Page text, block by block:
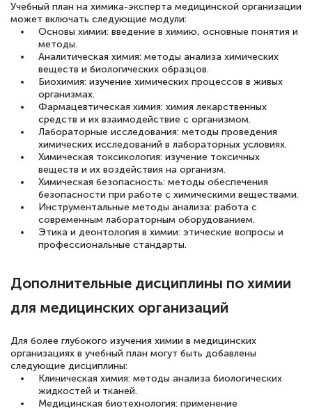
Учебный план на химика-эксперта медицинской организации
может включать следующие модули:
Основы химии: введение в химию, основные понятия и
методы.
Аналитическая химия: методы анализа химических
веществ и биологических образцов.
Биохимия: изучение химических процессов в живых
организмах.
Фармацевтическая химия: химия лекарственных
средств и их взаимодействие с организмом.
Лабораторные исследования: методы проведения
химических исследований в лабораторных условиях.
Химическая токсикология: изучение токсичных
веществ и их воздействия на организм.
Химическая безопасность: методы обеспечения
безопасности при работе с химическими веществами.
Инструментальные методы анализа: работа с
современным лабораторным оборудованием.
Этика и деонтология в химии: этические вопросы и
профессиональные стандарты.
Дополнительные дисциплины по химии
для медицинских организаций
Для более глубокого изучения химии в медицинских
организациях в учебный план могут быть добавлены
следующие дисциплины:
Клиническая химия: методы анализа биологических
жидкостей и тканей.
Медицинская биотехнология: применение